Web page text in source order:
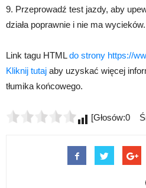
9. Przeprowadź test jazdy, aby
działa poprawnie i nie ma wycieków.
Link tagu HTMLdo strony https://
Kliknij tutaj aby uzyskać więcej
tłumika końcowego.
[Głosów:0